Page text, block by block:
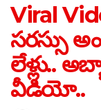
Viral
సరస్సు
లేళ్లు..
వీడియో..